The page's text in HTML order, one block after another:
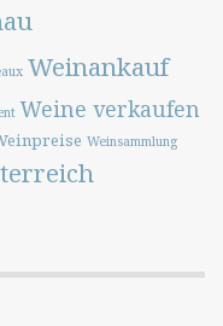
Weinankauf
Weine verkaufen
Weinsammlung